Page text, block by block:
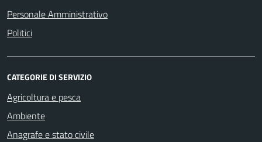
Personale Amministrativo
Politici
CATEGORIE DI SERVIZIO
Agricoltura e pesca
Ambiente
Anagrafe e stato civile